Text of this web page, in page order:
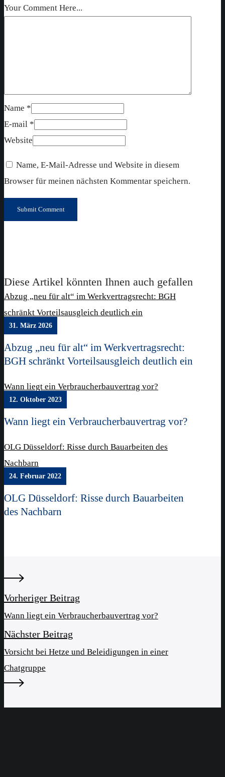
Your Comment Here...
Name *
E-mail *
Website
Name, E-Mail-Adresse und Website in diesem
Browser für meinen nächsten Kommentar speichern.
Diese Artikel könnten Ihnen auch gefallen
Abzug „neu für alt“ im Werkvertragsrecht: BGH
schränkt Vorteilsausgleich deutlich ein
31. März 2026
Abzug „neu für alt“ im Werkvertragsrecht:
BGH schränkt Vorteilsausgleich deutlich ein
Wann liegt ein Verbraucherbauvertrag vor?
12. Oktober 2023
Wann liegt ein Verbraucherbauvertrag vor?
OLG Düsseldorf: Risse durch Bauarbeiten des
Nachbarn
24. Februar 2022
OLG Düsseldorf: Risse durch Bauarbeiten
des Nachbarn
Vorheriger Beitrag
Wann liegt ein Verbraucherbauvertrag vor?
Nächster Beitrag
Vorsicht bei Hetze und Beleidigungen in einer
Chatgruppe